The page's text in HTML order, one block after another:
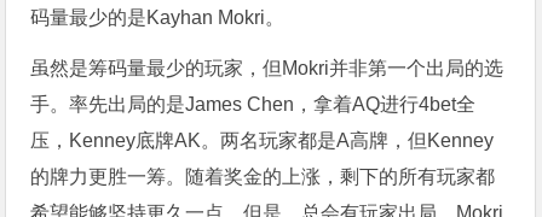
码量最少的是Kayhan Mokri。
虽然是筹码量最少的玩家，但Mokri并非第一个出局的选
手。率先出局的是James Chen，拿着AQ进行4bet全
压，Kenney底牌AK。两名玩家都是A高牌，但Kenney
的牌力更胜一筹。随着奖金的上涨，剩下的所有玩家都
希望能够坚持更久一点。但是，总会有玩家出局，Mokri